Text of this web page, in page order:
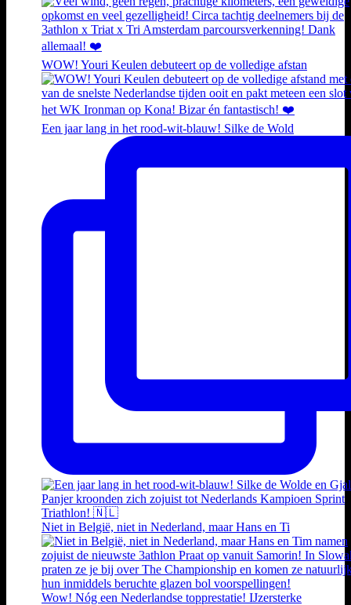
WOW! Youri Keulen debuteert op de volledige afstan
Een jaar lang in het rood-wit-blauw! Silke de Wold
Niet in België, niet in Nederland, maar Hans en Ti
Wow! Nóg een Nederlandse topprestatie! IJzersterke